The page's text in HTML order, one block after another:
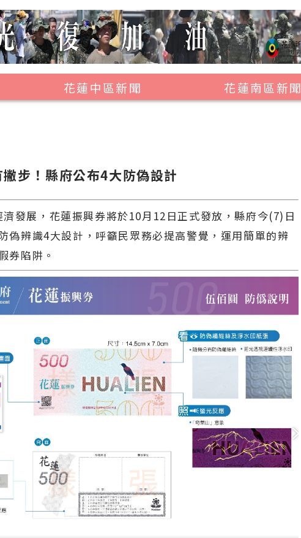
花蓮中區新聞
光復鄉
豐濱鄉
花蓮南區新聞
步！縣府公布4大防偽設計
發展，花蓮振興券將於10月12日正式發放，縣府今(7)日
偽辨識4大設計，呼籲民眾務必提高警覺，運用簡單的辨
券陷阱。